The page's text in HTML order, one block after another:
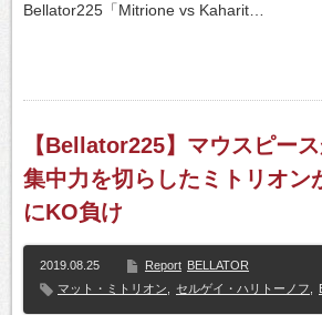
Bellator225「Mitrione vs Kaharit…
【Bellator225】マウスピー
集中力を切らしたミトリオン
にKO負け
2019.08.25 Report BELLATOR
マット・ミトリオン
セルゲイ・ハリトーノフ